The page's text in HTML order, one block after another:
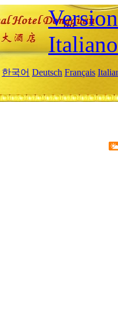
Italiano
한국어 Deutsch Français